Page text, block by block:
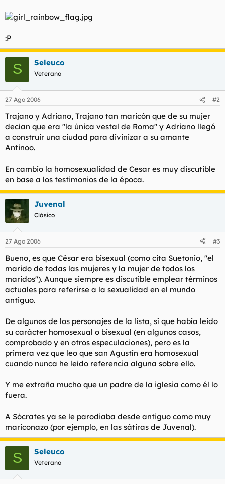
:P
S Seleuco
Veterano
27 Ago 2006 #2
Trajano y Adriano, Trajano tan maricón que de su mujer
decían que era "la única vestal de Roma" y Adriano llegó
a construir una ciudad para divinizar a su amante
Antinoo.
En cambio la homosexualidad de Cesar es muy discutible
en base a los testimonios de la época.
Juvenal
Clásico
27 Ago 2006 #3
Bueno, es que César era bisexual (como cita Suetonio, "el
marido de todas las mujeres y la mujer de todos los
maridos"). Aunque siempre es discutible emplear términos
actuales para referirse a la sexualidad en el mundo
antiguo.
De algunos de los personajes de la lista, sí que había leido
su carácter homosexual o bisexual (en algunos casos,
comprobado y en otros especulaciones), pero es la
primera vez que leo que san Agustín era homosexual
cuando nunca he leído referencia alguna sobre ello.
Y me extraña mucho que un padre de la iglesia como él lo
fuera.
A Sócrates ya se le parodiaba desde antiguo como muy
mariconazo (por ejemplo, en las sátiras de Juvenal).
S Seleuco
Veterano